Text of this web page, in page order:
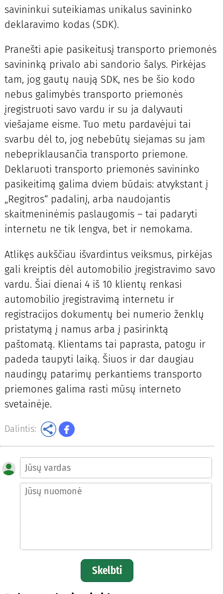
savininkui suteikiamas unikalus savininko
deklaravimo kodas (SDK).
Pranešti apie pasikeitusį transporto priemonės
savininką privalo abi sandorio šalys. Pirkėjas
tam, jog gautų naują SDK, nes be šio kodo
nebus galimybės transporto priemonės
įregistruoti savo vardu ir su ja dalyvauti
viešajame eisme. Tuo metu pardavėjui tai
svarbu dėl to, jog nebebūtų siejamas su jam
nebepriklausančia transporto priemone.
Deklaruoti transporto priemonės savininko
pasikeitimą galima dviem būdais: atvykstant į
„Regitros“ padalinį, arba naudojantis
skaitmeninėmis paslaugomis – tai padaryti
internetu ne tik lengva, bet ir nemokama.
Atlikęs aukščiau išvardintus veiksmus, pirkėjas
gali kreiptis dėl automobilio įregistravimo savo
vardu. Šiai dienai 4 iš 10 klientų renkasi
automobilio įregistravimą internetu ir
registracijos dokumentų bei numerio ženklų
pristatymą į namus arba į pasirinktą
paštomatą. Klientams tai paprasta, patogu ir
padeda taupyti laiką. Šiuos ir dar daugiau
naudingų patarimų perkantiems transporto
priemones galima rasti mūsų interneto
svetainėje.
Dalintis:
Skelbti